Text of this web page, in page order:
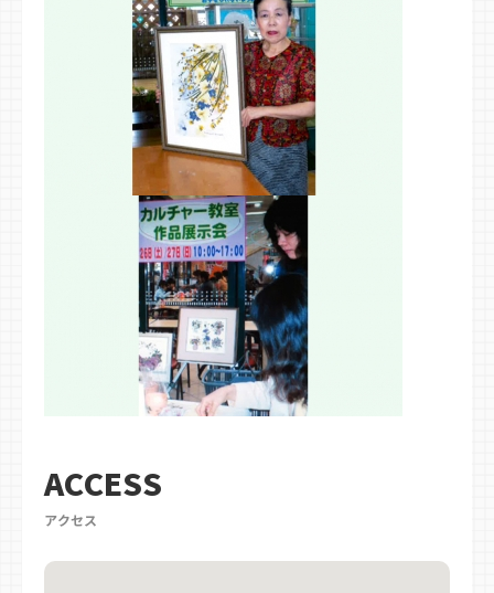
ACCESS
アクセス